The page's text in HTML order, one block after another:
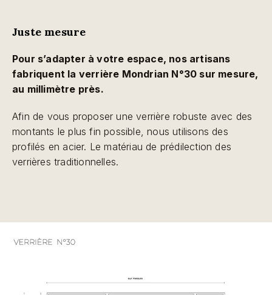
Juste mesure
Pour s’adapter à votre espace, nos artisans
fabriquent la verrière Mondrian N°30 sur mesure,
au millimètre près.
Afin de vous proposer une verrière robuste avec des
montants le plus fin possible, nous utilisons des
profilés en acier. Le matériau de prédilection des
verrières traditionnelles.